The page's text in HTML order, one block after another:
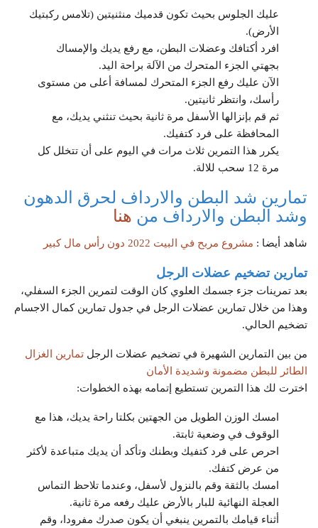
عليك الجلوس بحيث تكون قدميك منثنيتين (تلامس ركبتيك
الأرض).
افرد أكتافك وعضلات البطن، مع رفع يديك والإمساك
بجهتي الجزء المتحرك من الآلة براحة اليد.
الآن عليك رفع الجزء المتحرك لمسافة أعلى من مستوى
رأسك، وانتظر ثانيتين.
ثم قم بإنزالها الأسفل مرة ثانية بحيث تنثني يديك، مع
المحافظة على فرد كتفيك.
يكرر هذا التمرين ثلاث مرات في اليوم على أن تتخلل كل
مرة 12 سحب للالة.
تمارين شد البطن والارداف لحرق الدهون
وشد البطن والارداف من هنا
شاهد أيضا : مشروع مربح في البيت 2022 دون رأس مال كبير
تمارين تضخيم عضلات الرجل
بعد تمرينات جزء جسمك العلوي كان الوقت لتمرين الجزء السفلي،
وهذا من خلال تمارين عضلات الرجل في جدول تمارين كمال الاجسام
تضخيم الحالي.
من بين التمارين الشهيرة في تضخيم عضلات الرجل تمارين الغزال
الطائر للبطن مضمونة وشديدة الأمان
اخترت لك هذا التمرين تستطيع إتمامه بهذه الخطوات:
امسك الوزن الطويل من الجهتين بكلتا راحة يديك، هذا مع
الوقوف في وضعية ثابتة.
احرص على فرد كتفيك وبطنك وتأكد أن يديك متباعدة لأكثر
من عرض كتفك.
امسك بالثقة وقم بالنزول لأسفل، وعندما تلاحظ التماس
العجلة النهائية للبار بالأرض عليك رفعه مرة ثانية.
أثناء قيامك بالتمرين ينبغي أن يكون صدرك مفرودا، وقم